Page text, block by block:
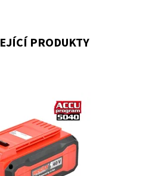
PRODUKTY
se všemi produkty HECHT v
Kapacita 4 Ah.
u dodavatele